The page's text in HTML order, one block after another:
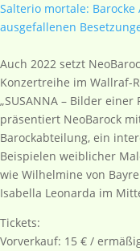
Salterio mortale:
ausgefallenen
Auch 2022 setzt
Konzertreihe im Wallraf-
„SUSANNA – Bilder
präsentiert NeoBarock
Barockabteilung, ein
Beispielen weiblicher
wie Wilhelmine von
Isabella Leonarda im
Tickets:
Vorverkauf: 15 € /